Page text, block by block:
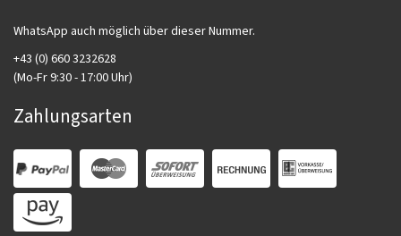
WhatsApp auch möglich über dieser Nummer.
+43 (0) 660 3232628
(Mo-Fr 9:30 - 17:00 Uhr)
Zahlungsarten